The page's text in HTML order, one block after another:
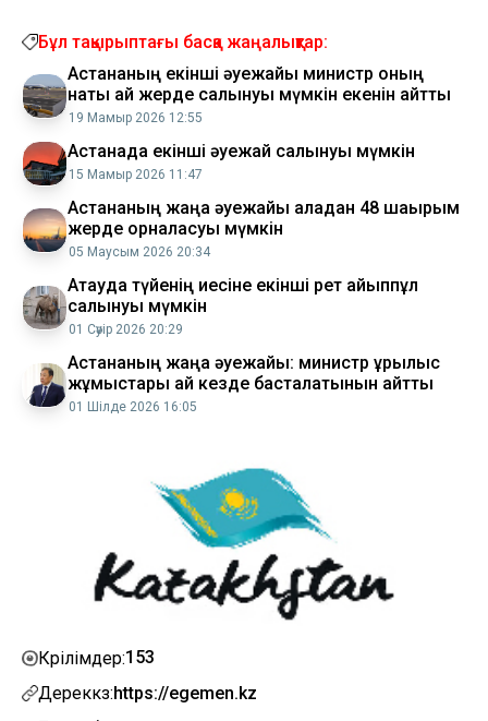
Бұл тақырыптағы басқа жаңалықтар:
Астананың екінші әуежайы министр оның
нақты қай жерде салынуы мүмкін екенін айтты
19 Мамыр 2026 12:55
Астанада екінші әуежай салынуы мүмкін
15 Мамыр 2026 11:47
Астананың жаңа әуежайы қаладан 48 шақырым
жерде орналасуы мүмкін
05 Маусым 2026 20:34
​Ақтауда түйенің иесіне екінші рет айыппұл
салынуы мүмкін
01 Сәуір 2026 20:29
Астананың жаңа әуежайы: министр құрылыс
жұмыстары қай кезде басталатынын айтты
01 Шілде 2026 16:05
Көрілімдер:153
Дереккөз:https://egemen.kz